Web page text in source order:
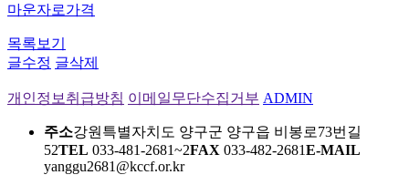
마운자로가격
목록보기
글수정 글삭제
개인정보취급방침 이메일무단수집거부 ADMIN
주소강원특별자치도 양구군 양구읍 비봉로73번길
52TEL 033-481-2681~2FAX 033-482-2681E-MAIL
yanggu2681@kccf.or.kr